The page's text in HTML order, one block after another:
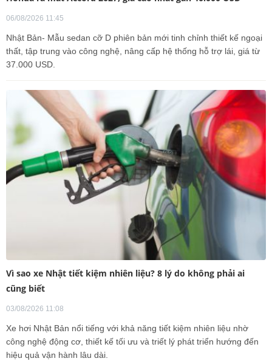
06/08/2026 11:45
Nhật Bản- Mẫu sedan cỡ D phiên bản mới tinh chỉnh thiết kế ngoại
thất, tập trung vào công nghệ, nâng cấp hệ thống hỗ trợ lái, giá từ
37.000 USD.
Vì sao xe Nhật tiết kiệm nhiên liệu? 8 lý do không phải ai
cũng biết
03/08/2026 11:08
Xe hơi Nhật Bản nổi tiếng với khả năng tiết kiệm nhiên liệu nhờ
công nghệ động cơ, thiết kế tối ưu và triết lý phát triển hướng đến
hiệu quả vận hành lâu dài.